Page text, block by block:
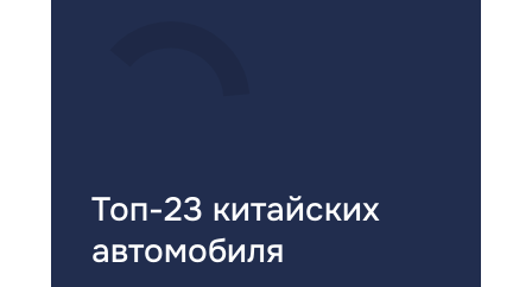
Топ-23 китайских
автомобиля